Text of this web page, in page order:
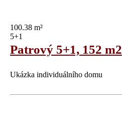
100.38 m²
5+1
Patrový 5+1, 152 m2
Ukázka individuálního domu